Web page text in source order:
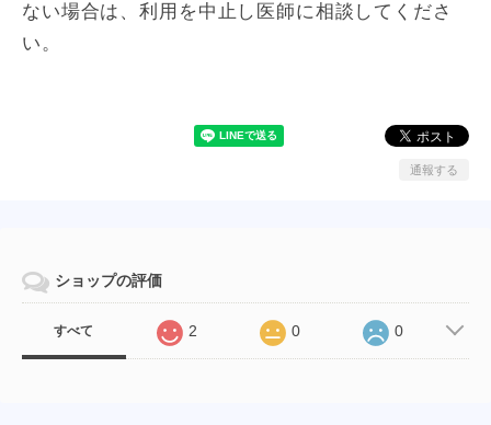
ない場合は、利用を中止し医師に相談してくださ
い。
通報する
ショップの評価
すべて 2 0 0